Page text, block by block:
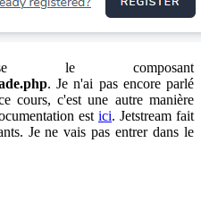
le composant
. Je n'ai pas encore parlé
cours, c'est une autre manière
est ici. Jetstream fait
Je ne vais pas entrer dans le